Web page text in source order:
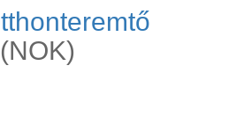
(NOK)